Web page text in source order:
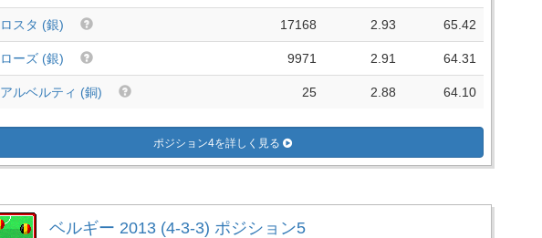
ロスタ (銀) 17168 2.93 65.42
ローズ (銀) 9971 2.91 64.31
アルベルティ (銅) 25 2.88 64.10
ポジション4を詳しく見る
ベルギー 2013 (4-3-3) ポジション5